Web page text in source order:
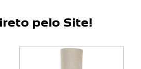
pelo Site!